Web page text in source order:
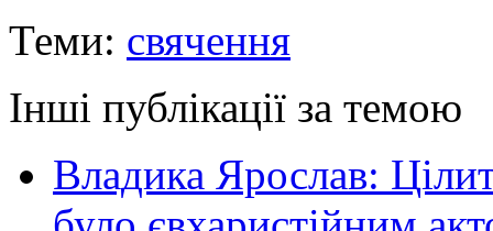
Теми: свячення
Інші публікації за темою
Владика Ярослав: